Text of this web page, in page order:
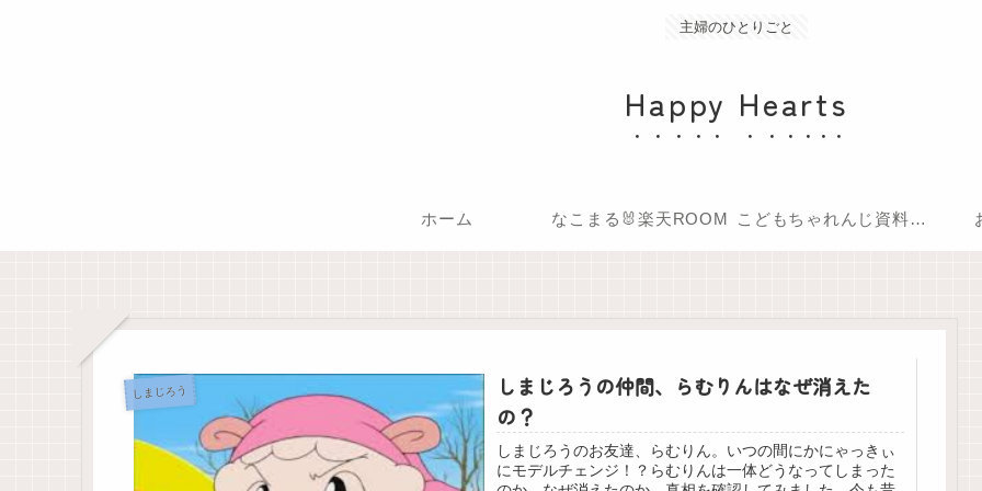
主婦のひとりごと
Happy Hearts
ホーム なこまる🐰楽天ROOM こどもちゃれんじ資料請求
しまじろう
しまじろうの仲間、らむりんはなぜ消えた
の？
しまじろうのお友達、らむりん。いつの間にかにゃっきぃ
にモデルチェンジ！？らむりんは一体どうなってしまった